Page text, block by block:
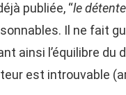
publiée, “le
Il ne fait
ainsi l’équilibre du
est introuvable